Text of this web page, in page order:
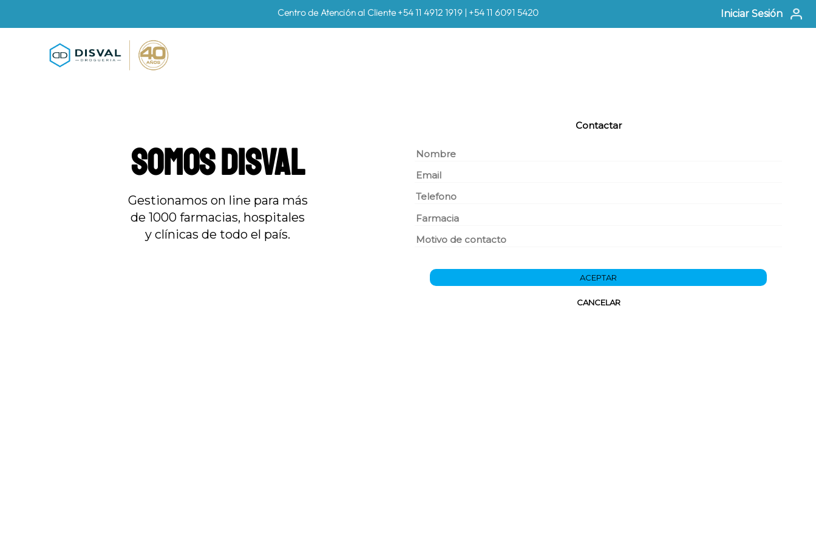
Iniciar Sesión
Centro de Atención al Cliente +54 11 4912 1919 | +54 11 6091 5420
SOMOS DISVAL
Gestionamos on line para más
de 1000 farmacias, hospitales
y clínicas de todo el país.
Contactar
ACEPTAR
CANCELAR